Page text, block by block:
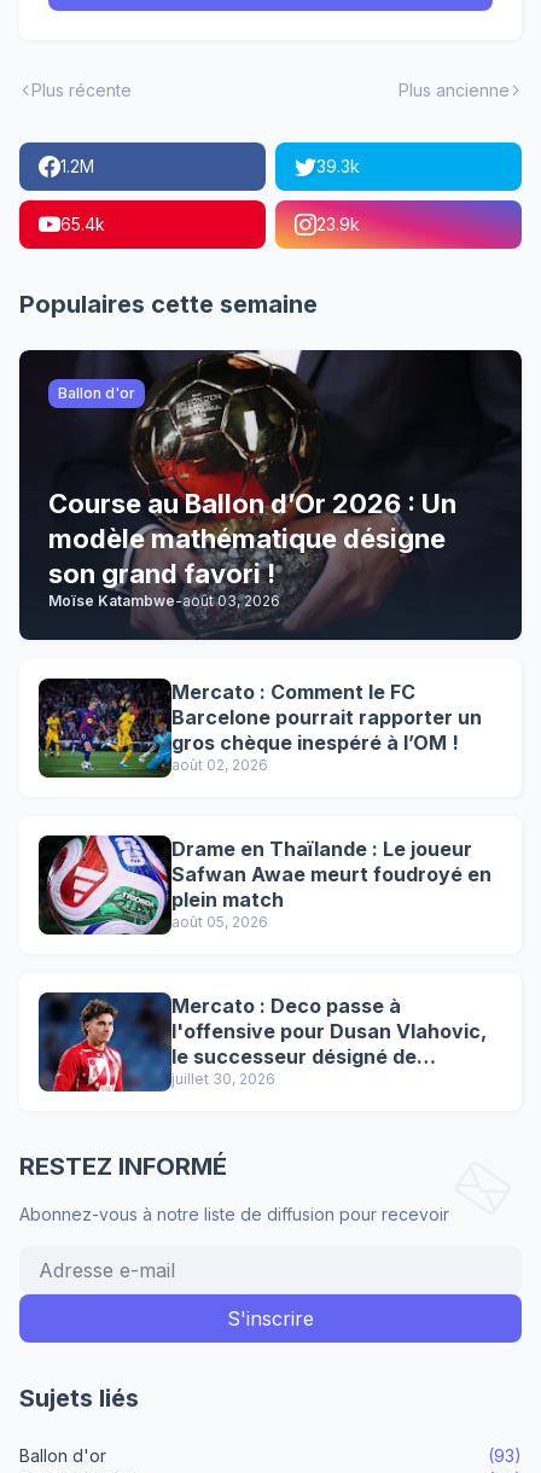
Plus récente Plus ancienne
1.2M 39.3k
65.4k 23.9k
Populaires cette semaine
Ballon d'or
Course au Ballon d’Or 2026 : Un
modèle mathématique désigne
son grand favori !
Moïse Katambwe-août 03, 2026
Mercato : Comment le FC
Barcelone pourrait rapporter un
gros chèque inespéré à l’OM !
août 02, 2026
Drame en Thaïlande : Le joueur
Safwan Awae meurt foudroyé en
plein match
août 05, 2026
Mercato : Deco passe à
l'offensive pour Dusan Vlahovic,
le successeur désigné de
Lewandowski !
juillet 30, 2026
RESTEZ INFORMÉ
Abonnez-vous à notre liste de diffusion pour recevoir
Sujets liés
Ballon d'or
(93)